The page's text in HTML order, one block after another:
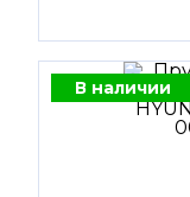
В наличии